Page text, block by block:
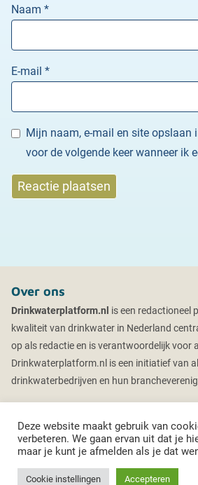
Naam *
E-mail *
Mijn naam, e-mail en site opslaan
voor de volgende keer wanneer ik
Over ons
Drinkwaterplatform.nl is een redactioneel
kwaliteit van drinkwater in Nederland
op als redactie en is verantwoordelijk voor
Drinkwaterplatform.nl is een initiatief van
drinkwaterbedrijven en hun
© 2026
Sitemap
Deze website maakt gebruik van
verbeteren. We gaan ervan uit dat je
maar je kunt je afmelden als je dat
Cookie instellingen Accepteren